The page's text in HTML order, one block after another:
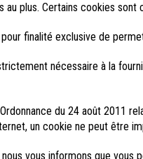
au plus. Certains cookies
finalité exclusive de
nécessaire à la
du 24 août 2011
un cookie ne peut être
vous informons que vous